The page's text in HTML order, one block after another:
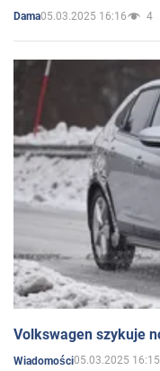
Dama05.03.2025 16:16 4
Volkswagen szykuje
Wiadomości05.03.2025 16:15